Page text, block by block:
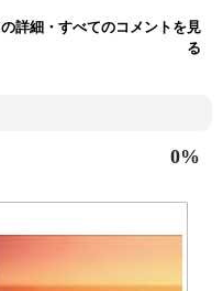
詳細・すべてのコメントを見
る
0%